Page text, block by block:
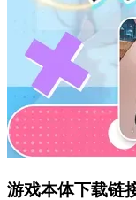
游戏本体下载链